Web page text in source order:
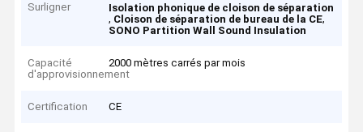
Surligner
Isolation phonique de cloison de séparation
, Cloison de séparation de bureau de la CE,
SONO Partition Wall Sound Insulation
Capacité
d'approvisionnement
2000 mètres carrés par mois
Certification CE